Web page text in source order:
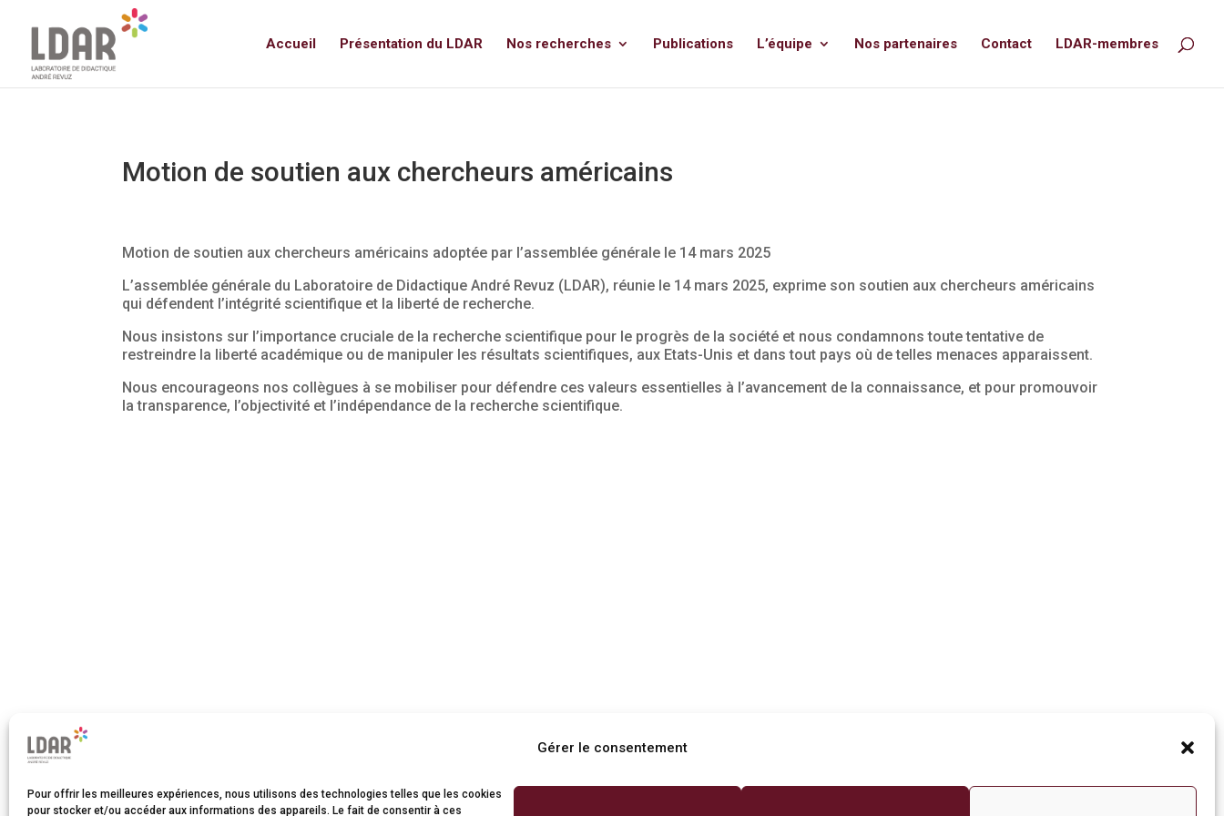
Gérer le consentement
Pour offrir les meilleures expériences, nous utilisons des technologies telles que les cookies
pour stocker et/ou accéder aux informations des appareils. Le fait de consentir à ces
//pour changer le texte des bouto
Accueil Présentation du LDAR Nos recherches Publications L’équipe Nos partenaires Contact LDAR-membres
Motion de soutien aux chercheurs américains
Motion de soutien aux chercheurs américains adoptée par l’assemblée générale le 14 mars 2025
L’assemblée générale du Laboratoire de Didactique André Revuz (LDAR), réunie le 14 mars 2025, exprime son soutien aux chercheurs américains
qui défendent l’intégrité scientifique et la liberté de recherche.
Nous insistons sur l’importance cruciale de la recherche scientifique pour le progrès de la société et nous condamnons toute tentative de
restreindre la liberté académique ou de manipuler les résultats scientifiques, aux Etats-Unis et dans tout pays où de telles menaces apparaissent.
Nous encourageons nos collègues à se mobiliser pour défendre ces valeurs essentielles à l’avancement de la connaissance, et pour promouvoir
la transparence, l’objectivité et l’indépendance de la recherche scientifique.